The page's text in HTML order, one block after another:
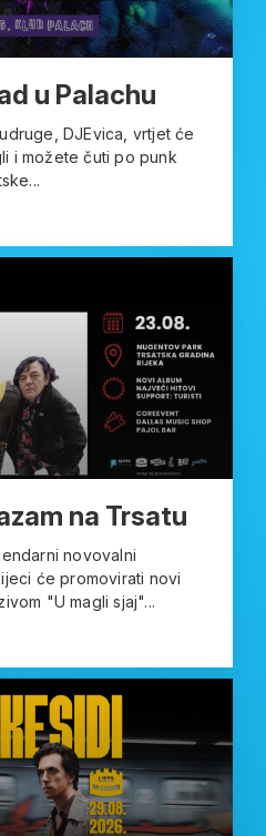
u Palachu
DJEvica, vrtjet će
i možete čuti po punk
na Trsatu
novovalni
će promovirati novi
"U magli sjaj"...